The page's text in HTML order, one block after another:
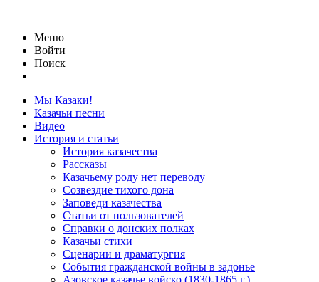
Меню
Войти
Поиск
Мы Казаки!
Казачьи песни
Видео
История и статьи
История казачества
Рассказы
Казачьему роду нет переводу
Созвездие тихого дона
Заповеди казачества
Статьи от пользователей
Справки о донских полках
Казачьи стихи
Сценарии и драматургия
События гражданской войны в задонье
Азовское казачье войско (1830-1865 г.)